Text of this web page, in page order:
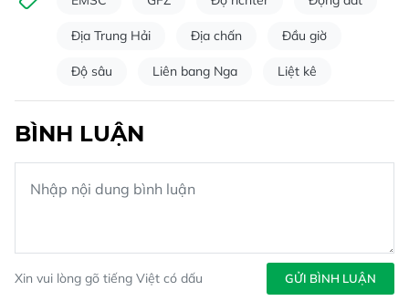
Địa Trung Hải Địa chấn Đầu giờ
Độ sâu Liên bang Nga Liệt kê
BÌNH LUẬN
Xin vui lòng gõ tiếng Việt có dấu GỬI BÌNH LUẬN